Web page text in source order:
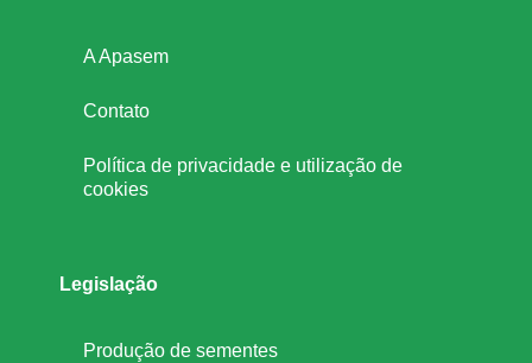
o
A Apasem
Contato
Política de privacidade e utilização de
cookies
Legislação
Produção de sementes